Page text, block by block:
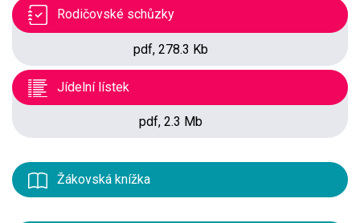
Rodičovské schůzky
pdf, 278.3 Kb
Jídelní lístek
pdf, 2.3 Mb
Žákovská knížka